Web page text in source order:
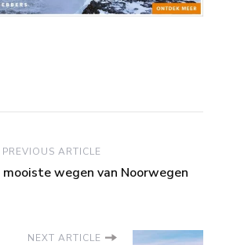
PREVIOUS ARTICLE
mooiste wegen van Noorwegen
NEXT ARTICLE